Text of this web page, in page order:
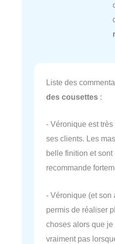
Liste des
des cousettes :
- Véronique est
ses clients. Les
belle finition et sont
recommande
- Véronique (et son
permis de réaliser
choses alors que
vraiment pas